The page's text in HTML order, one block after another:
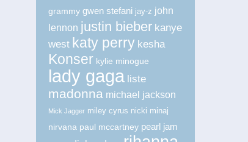
grammy gwen stefani jay-z john
lennon justin bieber kanye
west katy perry kesha
Konser kylie minogue
lady gaga liste
madonna michael jackson
Mick Jagger miley cyrus nicki minaj
nirvana paul mccartney pearl jam